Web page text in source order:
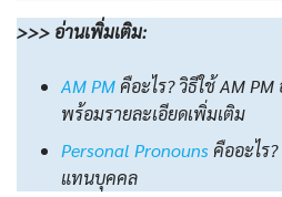
>>> อ่านเพิ่มเติม:
AM PMคือะไร? วิธีใช้ AM
พร้อมรายละเอียดเพิ่มเติม
Personal Pronouns คืออะไร
แทนบุคคล